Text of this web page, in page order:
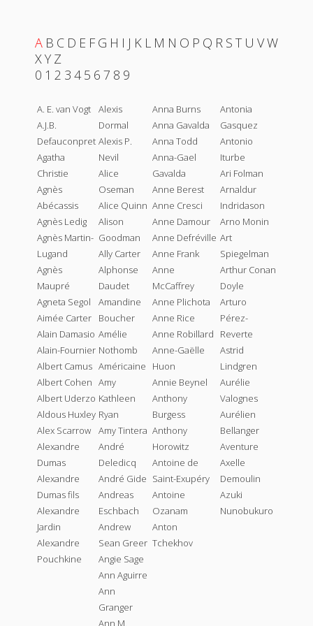
A B C D E F G H I J K L M N O P Q R S T U VW
XY Z
0 1 2 3 4 5 6 7 8 9
A. E. van Vogt
A.J.B.
Defauconpret
Agatha
Christie
Agnès
Abécassis
Agnès Ledig
Agnès Martin-
Lugand
Agnès
Maupré
Agneta Segol
Aimée Carter
Alain Damasio
Alain-Fournier
Albert Camus
Albert Cohen
Albert Uderzo
Aldous Huxley
Alex Scarrow
Alexandre
Dumas
Alexandre
Dumas fils
Alexandre
Jardin
Alexandre
Pouchkine
Alexis
Dormal
Alexis P.
Nevil
Alice
Oseman
Alice Quinn
Alison
Goodman
Ally Carter
Alphonse
Daudet
Amandine
Boucher
Amélie
Nothomb
Américaine
Amy
Kathleen
Ryan
Amy Tintera
André
Deledicq
André Gide
Andreas
Eschbach
Andrew
Sean Greer
Angie Sage
Ann Aguirre
Ann
Granger
Ann M.
Anna Burns
Anna Gavalda
Anna Todd
Anna-Gael
Gavalda
Anne Berest
Anne Cresci
Anne Damour
Anne Defréville
Anne Frank
Anne
McCaffrey
Anne Plichota
Anne Rice
Anne Robillard
Anne-Gaëlle
Huon
Annie Beynel
Anthony
Burgess
Anthony
Horowitz
Antoine de
Saint-Exupéry
Antoine
Ozanam
Anton
Tchekhov
Antonia
Gasquez
Antonio
Iturbe
Ari Folman
Arnaldur
Indridason
Arno Monin
Art
Spiegelman
Arthur Conan
Doyle
Arturo
Pérez-
Reverte
Astrid
Lindgren
Aurélie
Valognes
Aurélien
Bellanger
Aventure
Axelle
Demoulin
Azuki
Nunobukuro